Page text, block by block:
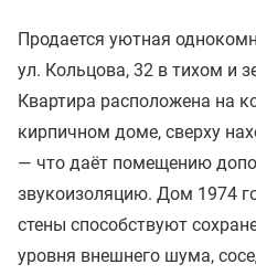
Продается уютная
ул. Кольцова, 32 в тихом и
Квартира расположена на
кирпичном доме, сверху
— что даёт помещению
звукоизоляцию. Дом 1974
стены способствуют
уровня внешнего шума,